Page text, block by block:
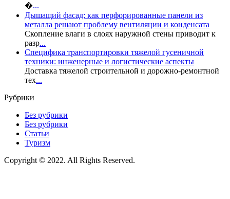
�...
Дышащий фасад: как перфорированные панели из
металла решают проблему вентиляции и конденсата
Скопление влаги в слоях наружной стены приводит к
разр...
Специфика транспортировки тяжелой гусеничной
техники: инженерные и логистические аспекты
Доставка тяжелой строительной и дорожно-ремонтной
тех...
Рубрики
Без рубрики
Без рубрики
Статьи
Туризм
Copyright © 2022. All Rights Reserved.